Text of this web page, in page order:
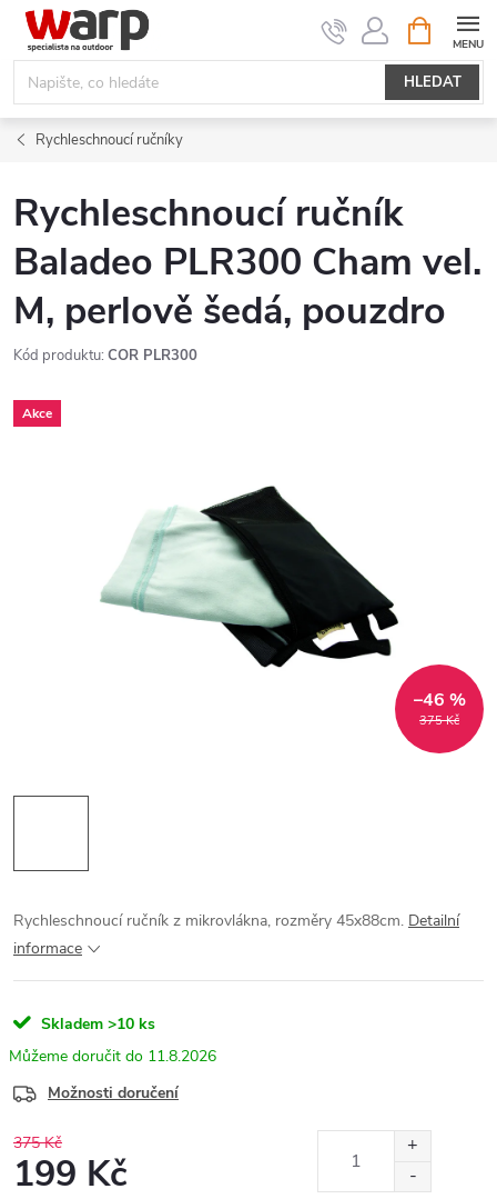
Přejít
obsah
HLEDAT
NÁKUPNÍ
KOŠÍK
Rychleschnoucí ručníky
Rychleschnoucí ručník
Baladeo PLR300 Cham vel.
M, perlově šedá, pouzdro
Kód produktu: COR PLR300
Akce
375 Kč
–46 %
Rychleschnoucí ručník z mikrovlákna, rozměry 45x88cm. Detailní
informace
Skladem >10 ks
11.8.2026
Možnosti doručení
375 Kč
199 Kč